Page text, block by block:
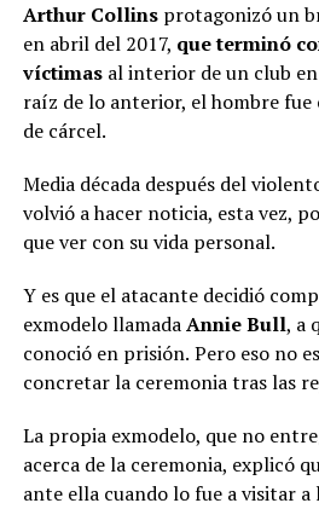
Arthur Collinsprotagonizó un
en abril del 2017, que terminó
víctimasal interior de un club
raíz de lo anterior, el hombre fue
de cárcel.
Media década después del
volvió a hacer noticia, esta vez,
que ver con su vida personal.
Y es que el atacante decidió
exmodelo llamadaAnnie Bull, a
conoció en prisión. Pero eso no
concretar la ceremonia tras las
La propia exmodelo, que no
acerca de la ceremonia, explicó
ante ella cuando lo fue a visitar a